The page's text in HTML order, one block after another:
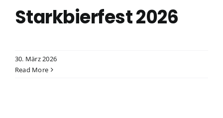
Starkbierfest 2026
30. März 2026
Read More